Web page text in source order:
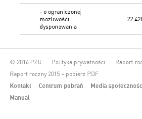
- o ograniczonej
możliwości
dysponowania
22
© 2016 PZU Polityka prywatności
Raport
Raport roczny 2015 – pobierz PDF
Kontakt
Centrum pobrań Media
Manual